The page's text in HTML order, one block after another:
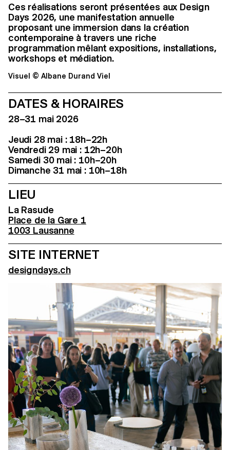
Ces réalisations seront présentées aux Design
Days 2026, une manifestation annuelle
proposant une immersion dans la création
contemporaine à travers une riche
programmation mêlant expositions, installations,
workshops et médiation.
Visuel © Albane Durand Viel
DATES & HORAIRES
28–31 mai 2026
Jeudi 28 mai : 18h–22h
Vendredi 29 mai : 12h–20h
Samedi 30 mai : 10h–20h
Dimanche 31 mai : 10h–18h
LIEU
La Rasude
Place de la Gare 1
1003 Lausanne
SITE INTERNET
designdays.ch